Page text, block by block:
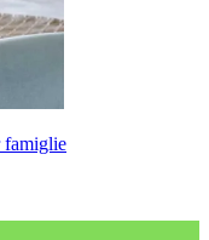
famiglie